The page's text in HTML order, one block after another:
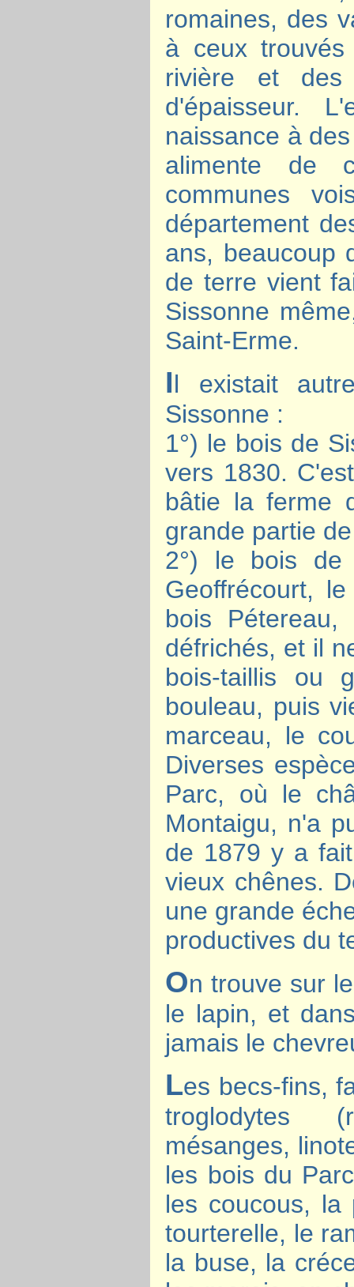
romaines, des
à ceux
rivière et
d'épaisseur.
naissance à
alimente de
communes
département
ans, beaucoup
de terre vient
Sissonne
Saint-Erme.
Il existait
Sissonne :
1°) le bois de
vers 1830.
bâtie la ferme
grande partie
2°) le bois
Geoffrécourt,
bois
défrichés, et il
bois-taillis ou
bouleau, puis
marceau, le
Diverses
Parc, où le
Montaigu, n'a
de 1879 y a
vieux chênes.
une grande
productives du
On trouve sur
le lapin, et
jamais le
Les becs-fins,
troglodytes
mésanges,
les bois du
les coucous,
tourterelle, le
la buse, la